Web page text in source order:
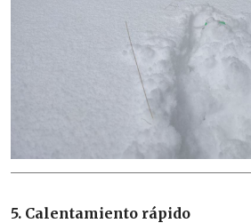
5. Calentamiento rápido